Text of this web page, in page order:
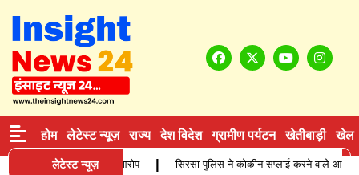
होम लेटेस्ट न्यूज़ राज्य देश विदेश ग्रामीण पर्यटन खेतीबाड़ी खेल
लेटेस्ट न्यूज़
परिजनों ने लगाए गंभीर आरोप | सिरसा पुलिस ने कोकीन सप्लाई करने वाले आरोपी को